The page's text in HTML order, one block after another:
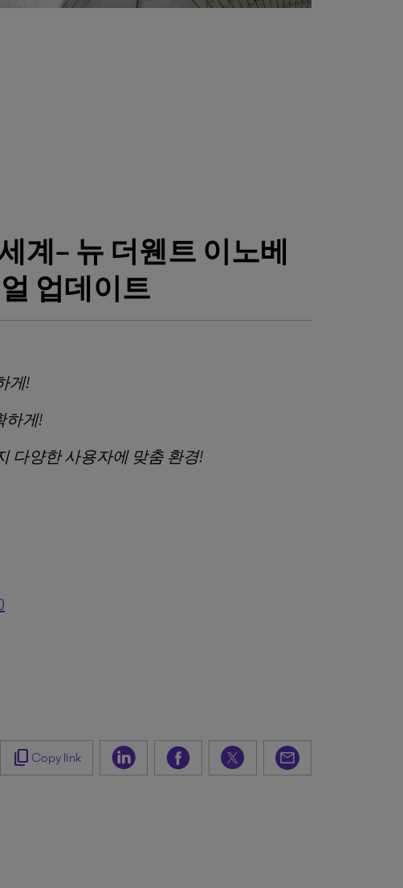
계– 뉴 더웬트 이노베
업데이트
게!
하게!
다양한 사용자에 맞춤 환경!
content_copy Copy link